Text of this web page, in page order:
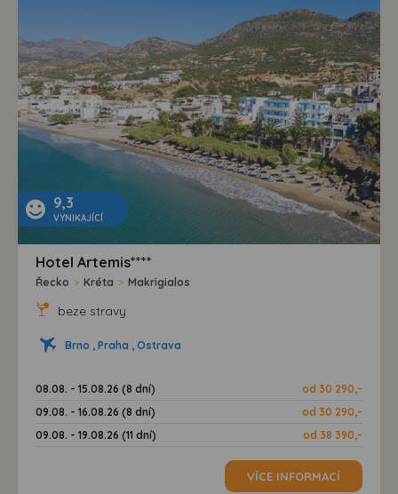
9,3
VYNIKAJÍCÍ
Hotel Artemis****
Řecko > Kréta > Makrigialos
beze stravy
Brno , Praha , Ostrava
08.08. - 15.08.26 (8 dní)
od 30 290,-
09.08. - 16.08.26 (8 dní)
od 30 290,-
09.08. - 19.08.26 (11 dní)
od 38 390,-
VÍCE INFORMACÍ